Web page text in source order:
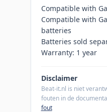
Compatible with
Compatible with
batteries
Batteries sold
Warranty: 1 year
Disclaimer
Beat-it.nl is niet
fouten in de
fout